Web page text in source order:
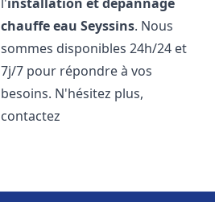
chauffe eau Seyssins. Nous
sommes disponibles 24h/24 et
7j/7 pour répondre à vos
besoins. N'hésitez plus,
contactez